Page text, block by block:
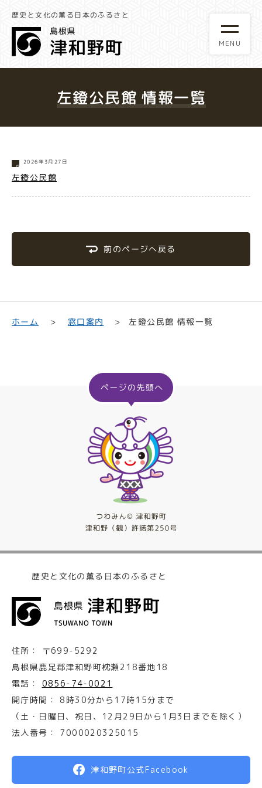
歴史と文化の薫る日本のふるさと
左鐙公民館 情報一覧
2026年3月27日
左鐙公民館
前のページへ戻る
ホーム 窓口案内 左鐙公民館 情報一覧
歴史と文化の薫る日本のふるさと
住所：
〒699-5292
島根県鹿足郡津和野町枕瀬218番地18
電話：
0856-74-0021
開庁時間：
8時30分から17時15分まで
（土・日曜日、祝日、12月29日から1月3日までを除く）
法人番号：
7000020325015
津和野町公式Facebook